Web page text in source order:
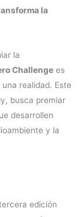
la
la
Challenge es
realidad. Este
busca premiar
desarrollen
y la
edición